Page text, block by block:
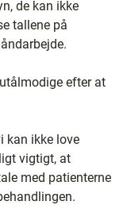
de kan ikke
tallene på
efter at
kan ikke love
vigtigt, at
med patienterne